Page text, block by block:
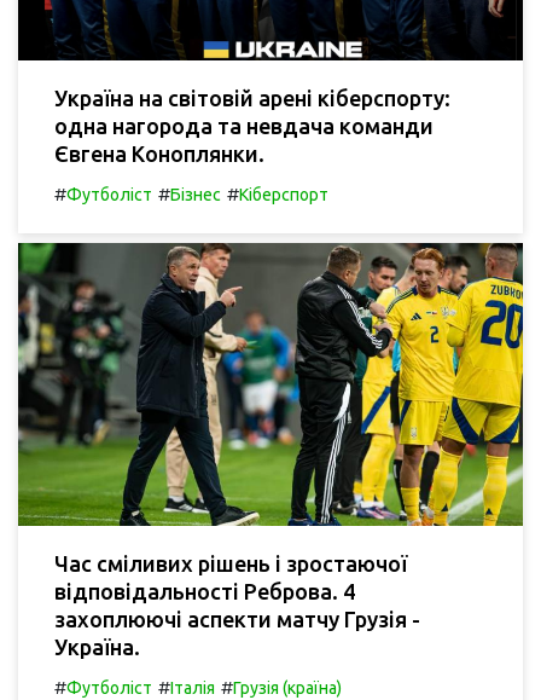
Україна на світовій арені кіберспорту:
одна нагорода та невдача команди
Євгена Коноплянки.
#Футболіст #Бізнес #Кіберспорт
Час сміливих рішень і зростаючої
відповідальності Реброва. 4
захоплюючі аспекти матчу Грузія -
Україна.
#Футболіст #Італія #Грузія (країна)